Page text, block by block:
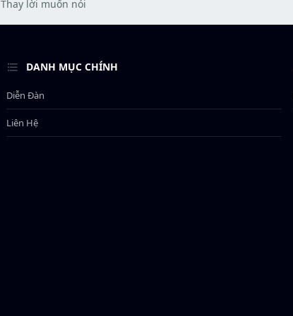
Thay lời muốn nói
DANH MỤC CHÍNH
Diễn Đàn
Liên Hệ